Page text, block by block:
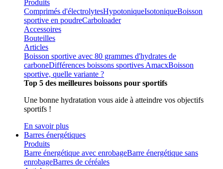
Produits
Comprimés d'électrolytesHypotoniqueIsotoniqueBoisson
sportive en poudreCarboloader
Accessoires
Bouteilles
Articles
Boisson sportive avec 80 grammes d'hydrates de
carboneDifférences boissons sportives AmacxBoisson
sportive, quelle variante ?
Top 5 des meilleures boissons pour sportifs
Une bonne hydratation vous aide à atteindre vos objectifs
sportifs !
En savoir plus
Barres énergétiques
Produits
Barre énergétique avec enrobageBarre énergétique sans
enrobageBarres de céréales